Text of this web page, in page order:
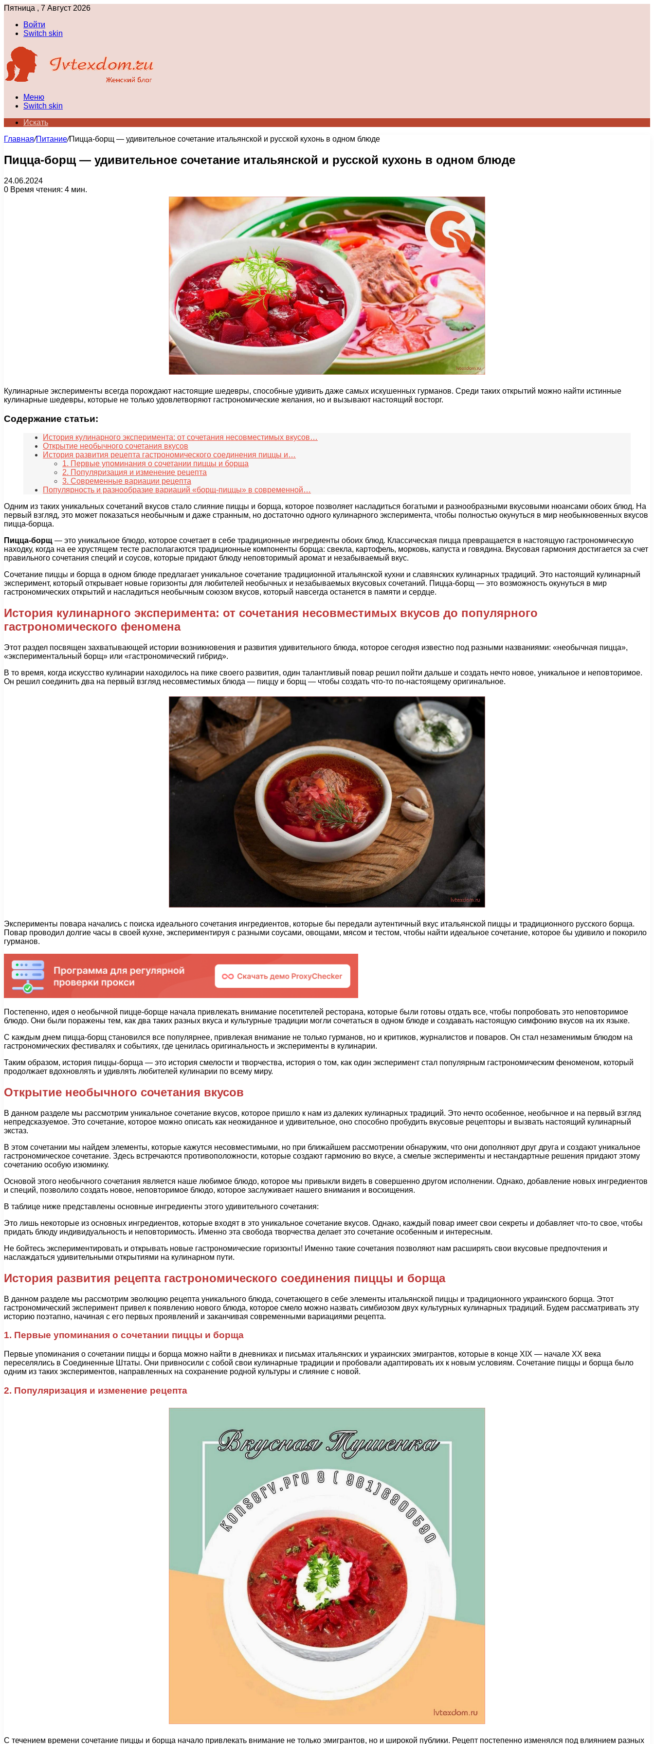
Пятница , 7 Август 2026
Войти
Switch skin
Меню
Switch skin
Искать
Главная/Питание/Пицца-борщ — удивительное сочетание итальянской и русской кухонь в одном блюде
Пицца-борщ — удивительное сочетание итальянской и русской кухонь в одном блюде
24.06.2024
0 Время чтения: 4 мин.
Кулинарные эксперименты всегда порождают настоящие шедевры, способные удивить даже самых искушенных гурманов. Среди таких открытий можно найти истинные
кулинарные шедевры, которые не только удовлетворяют гастрономические желания, но и вызывают настоящий восторг.
Содержание статьи:
История кулинарного эксперимента: от сочетания несовместимых вкусов…
Открытие необычного сочетания вкусов
История развития рецепта гастрономического соединения пиццы и…
1. Первые упоминания о сочетании пиццы и борща
2. Популяризация и изменение рецепта
3. Современные вариации рецепта
Популярность и разнообразие вариаций «борщ-пиццы» в современной…
Одним из таких уникальных сочетаний вкусов стало слияние пиццы и борща, которое позволяет насладиться богатыми и разнообразными вкусовыми нюансами обоих блюд. На
первый взгляд, это может показаться необычным и даже странным, но достаточно одного кулинарного эксперимента, чтобы полностью окунуться в мир необыкновенных вкусов
пицца-борща.
Пицца-борщ — это уникальное блюдо, которое сочетает в себе традиционные ингредиенты обоих блюд. Классическая пицца превращается в настоящую гастрономическую
находку, когда на ее хрустящем тесте располагаются традиционные компоненты борща: свекла, картофель, морковь, капуста и говядина. Вкусовая гармония достигается за счет
правильного сочетания специй и соусов, которые придают блюду неповторимый аромат и незабываемый вкус.
Сочетание пиццы и борща в одном блюде предлагает уникальное сочетание традиционной итальянской кухни и славянских кулинарных традиций. Это настоящий кулинарный
эксперимент, который открывает новые горизонты для любителей необычных и незабываемых вкусовых сочетаний. Пицца-борщ — это возможность окунуться в мир
гастрономических открытий и насладиться необычным союзом вкусов, который навсегда останется в памяти и сердце.
История кулинарного эксперимента: от сочетания несовместимых вкусов до популярного
гастрономического феномена
Этот раздел посвящен захватывающей истории возникновения и развития удивительного блюда, которое сегодня известно под разными названиями: «необычная пицца»,
«экспериментальный борщ» или «гастрономический гибрид».
В то время, когда искусство кулинарии находилось на пике своего развития, один талантливый повар решил пойти дальше и создать нечто новое, уникальное и неповторимое.
Он решил соединить два на первый взгляд несовместимых блюда — пиццу и борщ — чтобы создать что-то по-настоящему оригинальное.
Эксперименты повара начались с поиска идеального сочетания ингредиентов, которые бы передали аутентичный вкус итальянской пиццы и традиционного русского борща.
Повар проводил долгие часы в своей кухне, экспериментируя с разными соусами, овощами, мясом и тестом, чтобы найти идеальное сочетание, которое бы удивило и покорило
гурманов.
Постепенно, идея о необычной пицце-борще начала привлекать внимание посетителей ресторана, которые были готовы отдать все, чтобы попробовать это неповторимое
блюдо. Они были поражены тем, как два таких разных вкуса и культурные традиции могли сочетаться в одном блюде и создавать настоящую симфонию вкусов на их языке.
С каждым днем пицца-борщ становился все популярнее, привлекая внимание не только гурманов, но и критиков, журналистов и поваров. Он стал незаменимым блюдом на
гастрономических фестивалях и событиях, где ценилась оригинальность и эксперименты в кулинарии.
Таким образом, история пиццы-борща — это история смелости и творчества, история о том, как один эксперимент стал популярным гастрономическим феноменом, который
продолжает вдохновлять и удивлять любителей кулинарии по всему миру.
Открытие необычного сочетания вкусов
В данном разделе мы рассмотрим уникальное сочетание вкусов, которое пришло к нам из далеких кулинарных традиций. Это нечто особенное, необычное и на первый взгляд
непредсказуемое. Это сочетание, которое можно описать как неожиданное и удивительное, оно способно пробудить вкусовые рецепторы и вызвать настоящий кулинарный
экстаз.
В этом сочетании мы найдем элементы, которые кажутся несовместимыми, но при ближайшем рассмотрении обнаружим, что они дополняют друг друга и создают уникальное
гастрономическое сочетание. Здесь встречаются противоположности, которые создают гармонию во вкусе, а смелые эксперименты и нестандартные решения придают этому
сочетанию особую изюминку.
Основой этого необычного сочетания является наше любимое блюдо, которое мы привыкли видеть в совершенно другом исполнении. Однако, добавление новых ингредиентов
и специй, позволило создать новое, неповторимое блюдо, которое заслуживает нашего внимания и восхищения.
В таблице ниже представлены основные ингредиенты этого удивительного сочетания:
Это лишь некоторые из основных ингредиентов, которые входят в это уникальное сочетание вкусов. Однако, каждый повар имеет свои секреты и добавляет что-то свое, чтобы
придать блюду индивидуальность и неповторимость. Именно эта свобода творчества делает это сочетание особенным и интересным.
Не бойтесь экспериментировать и открывать новые гастрономические горизонты! Именно такие сочетания позволяют нам расширять свои вкусовые предпочтения и
наслаждаться удивительными открытиями на кулинарном пути.
История развития рецепта гастрономического соединения пиццы и борща
В данном разделе мы рассмотрим эволюцию рецепта уникального блюда, сочетающего в себе элементы итальянской пиццы и традиционного украинского борща. Этот
гастрономический эксперимент привел к появлению нового блюда, которое смело можно назвать симбиозом двух культурных кулинарных традиций. Будем рассматривать эту
историю поэтапно, начиная с его первых проявлений и заканчивая современными вариациями рецепта.
1. Первые упоминания о сочетании пиццы и борща
Первые упоминания о сочетании пиццы и борща можно найти в дневниках и письмах итальянских и украинских эмигрантов, которые в конце XIX — начале XX века
переселялись в Соединенные Штаты. Они привносили с собой свои кулинарные традиции и пробовали адаптировать их к новым условиям. Сочетание пиццы и борща было
одним из таких экспериментов, направленных на сохранение родной культуры и слияние с новой.
2. Популяризация и изменение рецепта
С течением времени сочетание пиццы и борща начало привлекать внимание не только эмигрантов, но и широкой публики. Рецепт постепенно изменялся под влиянием разных